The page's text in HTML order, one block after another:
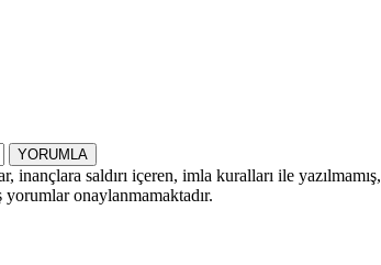
saldırı içeren, imla kuralları ile yazılmamış,
onaylanmamaktadır.